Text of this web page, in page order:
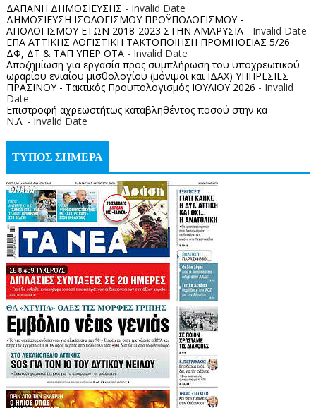
ΔΑΠΑΝΗ ΔΗΜΟΣΙΕΥΣΗΣ - Invalid Date
ΔΗΜΟΣΙΕΥΣΗ ΙΣΟΛΟΓΙΣΜΟΥ ΠΡΟΫΠΟΛΟΓΙΣΜΟΥ -
ΑΠΟΛΟΓΙΣΜΟΥ ΕΤΩΝ 2018-2023 ΣΤΗΝ ΑΜΑΡΥΣΙΑ- Invalid Date
ΕΠΑ ΑΤΤΙΚΗΣ ΛΟΓΙΣΤΙΚΗ ΤΑΚΤΟΠΟΙΗΣΗ ΠΡΟΜΗΘΕΙΑΣ 5/26
ΔΦ, ΔΤ & ΤΑΠ ΥΠΕΡ ΟΤΑ- Invalid Date
Αποζημίωση για εργασία προς συμπλήρωση του υποχρεωτικού
ωραρίου ενιαίου μισθολογίου (μόνιμοι και ΙΔΑΧ) ΥΠΗΡΕΣΙΕΣ
ΠΡΑΣΙΝΟΥ - Τακτικός Προυπολογισμός ΙΟΥΛΙΟΥ 2026 - Invalid
Date
Επιστροφή αχρεωστήτως καταβληθέντος ποσoύ στην κα
Ν.Λ. - Invalid Date
ΤΥΠΟΣ ΣΗΜΕΡΑ